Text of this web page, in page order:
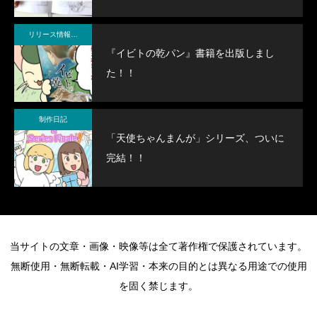
『イビトの乾パン』書籍を出版しまし
た！！
制作日記
「天使ちゃんまんが」シリーズ、ついに
完結！！
当サイトの文章・画像・映像等は全て著作権で保護されています。
無断使用・無断転載・AI学習・本来の目的とは異なる用途での使用
を固く禁じます。